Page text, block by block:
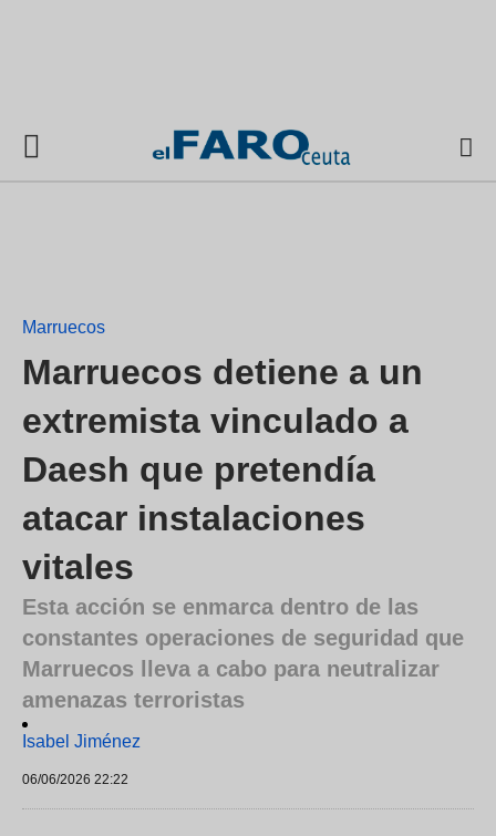
Marruecos
Marruecos detiene a un
extremista vinculado a
Daesh que pretendía
atacar instalaciones
vitales
Esta acción se enmarca dentro de las
constantes operaciones de seguridad que
Marruecos lleva a cabo para neutralizar
amenazas terroristas
Isabel Jiménez
06/06/2026 22:22